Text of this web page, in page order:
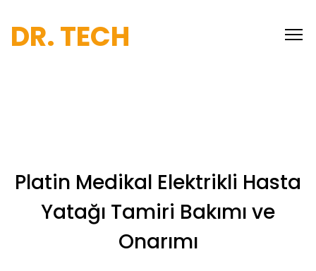
DR. TECH
Platin Medikal Elektrikli Hasta
Yatağı Tamiri Bakımı ve
Onarımı